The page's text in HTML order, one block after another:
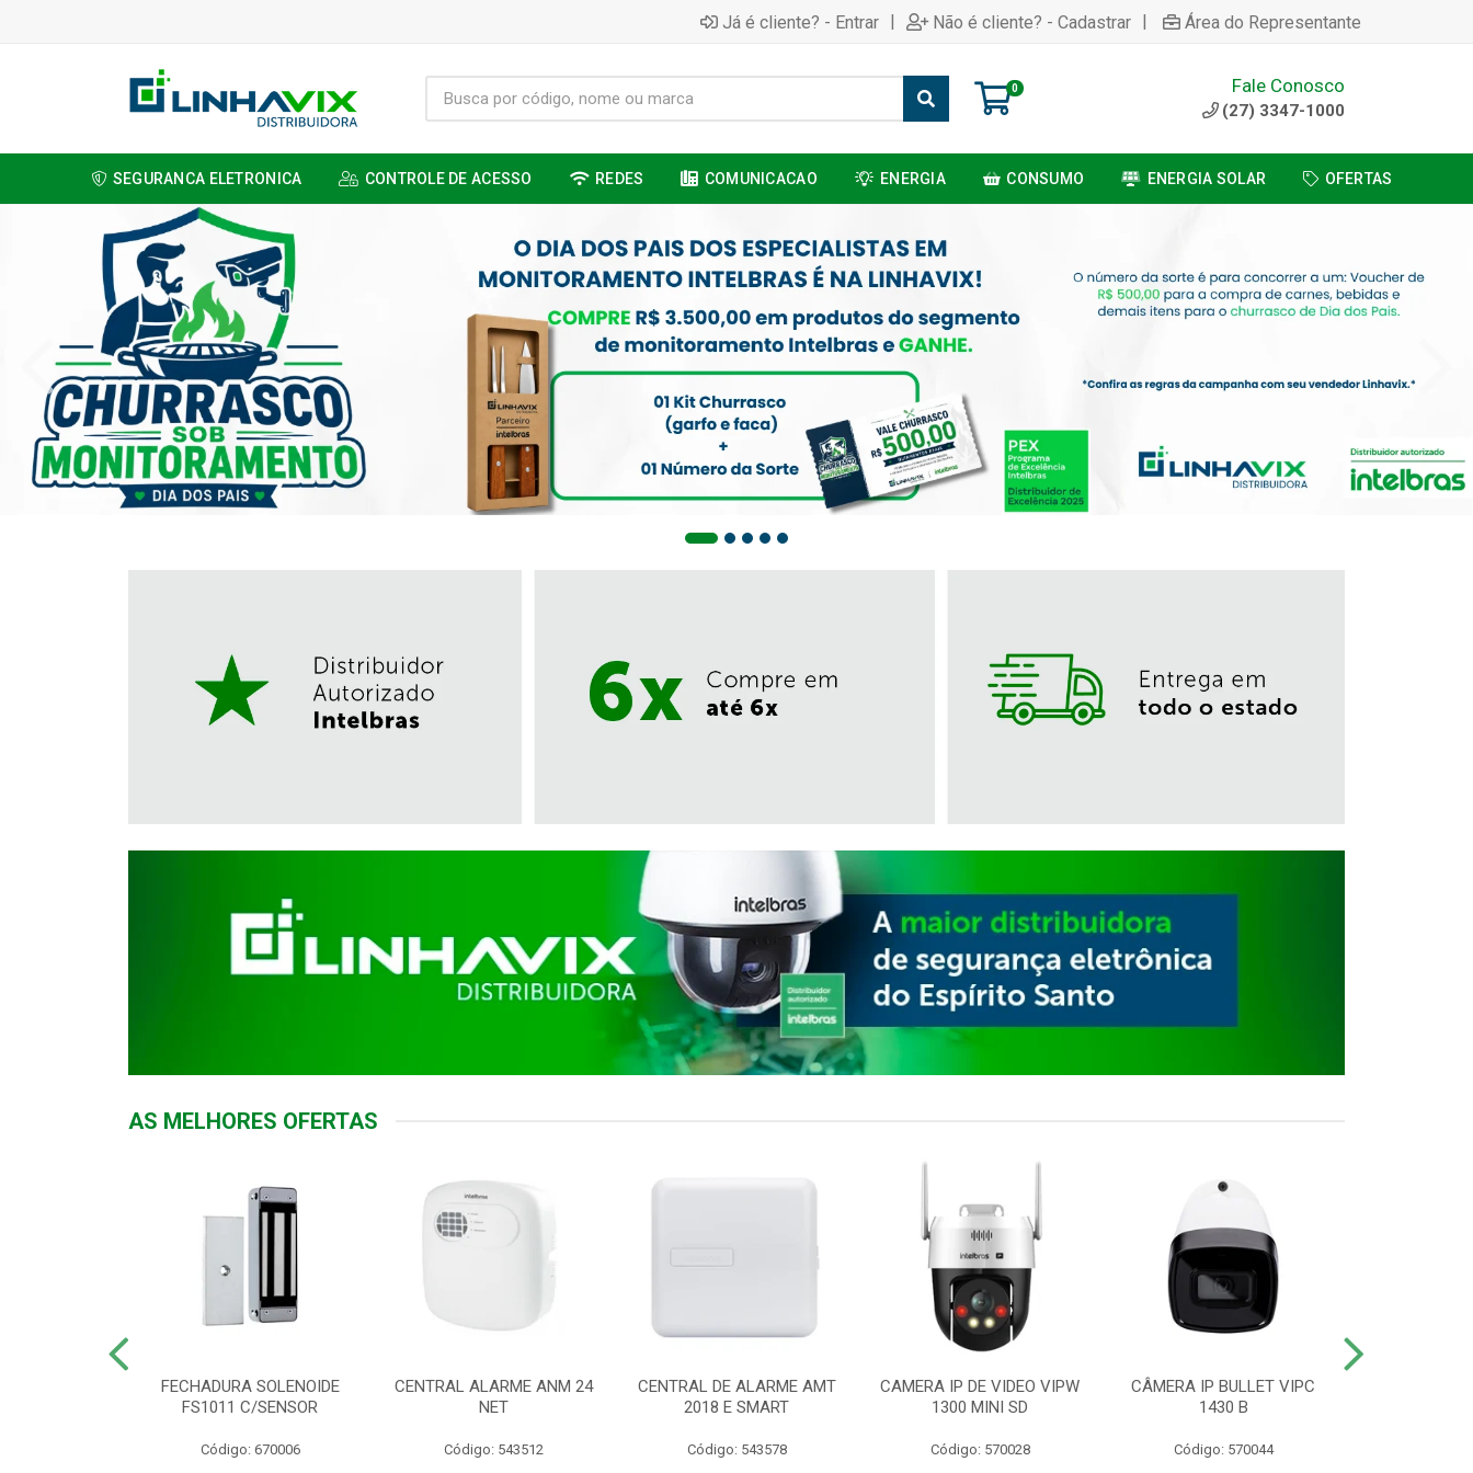
Já é cliente? - Entrar | Não é cliente? - Cadastrar | Área do Representante
0 Fale Conosco
(27) 3347-1000
SEGURANCA ELETRONICA CONTROLE DE ACESSO REDES COMUNICACAO ENERGIA CONSUMO ENERGIA SOLAR OFERTAS
AS MELHORES OFERTAS
FECHADURA SOLENOIDE
FS1011 C/SENSOR
Código: 670006
CENTRAL ALARME ANM 24
NET
Código: 543512
CENTRAL DE ALARME AMT
2018 E SMART
Código: 543578
CAMERA IP DE VIDEO VIPW
1300 MINI SD
Código: 570028
CÂMERA IP BULLET VIPC
1430 B
Código: 570044